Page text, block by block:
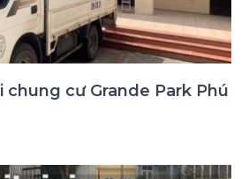
chung cư Grande Park Phú